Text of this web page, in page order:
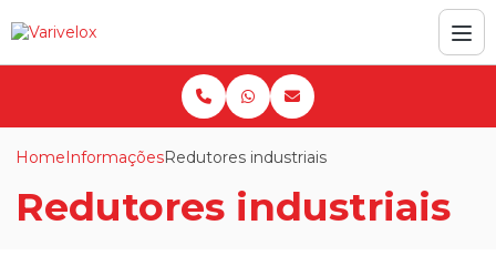
HomeInformaçõesRedutores industriais
Redutores industriais